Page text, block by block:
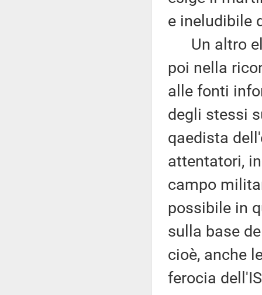
e ineludibile
Un altro
poi nella
alle fonti
degli stessi
qaedista
attentatori,
campo
possibile in
sulla base
cioè, anche
ferocia